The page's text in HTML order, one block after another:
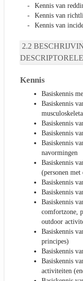
Kennis van
Kennis van
Kennis van
Kennis
Basiskennis
Basiskennis
Basiskennis
Basiskennis
Basiskennis
navormingen
Basiskennis
(personen
Basiskennis
Basiskennis
Basiskennis
comfortzone,
outdoor
Basiskennis
principes)
Basiskennis
Basiskennis
activiteiten